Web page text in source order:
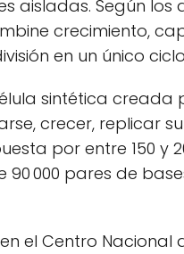
aisladas. Según los
crecimiento,
en un único
sintética creada
crecer, replicar
por entre 150 y
000 pares de
el Centro